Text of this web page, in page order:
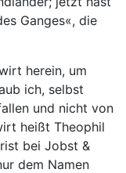
Ganges«, die
herein, um
ich, selbst
und nicht von
heißt Theophil
bei Jobst &
dem Namen